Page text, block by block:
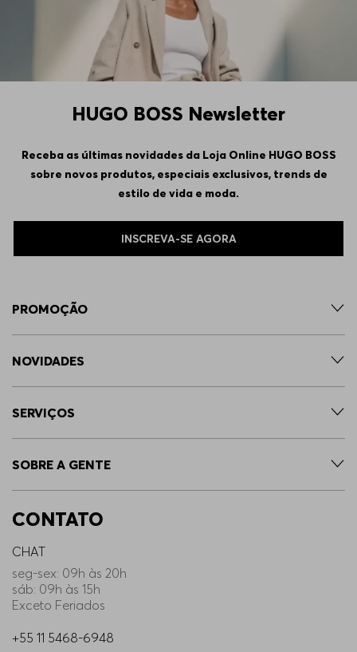
HUGO BOSS Newsletter
Receba as últimas novidades da Loja Online HUGO BOSS
sobre novos produtos, especiais exclusivos, trends de
estilo de vida e moda.
INSCREVA-SE AGORA
PROMOÇÃO
NOVIDADES
SERVIÇOS
SOBRE A GENTE
CONTATO
CHAT
seg-sex: 09h às 20h
sáb: 09h às 15h
Exceto Feriados
+55 11 5468-6948